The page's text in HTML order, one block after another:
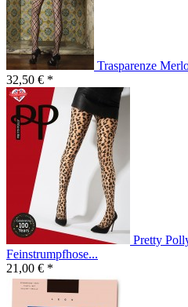
Trasparenze
32,50 € *
Pretty
Feinstrumpfhose...
21,00 € *